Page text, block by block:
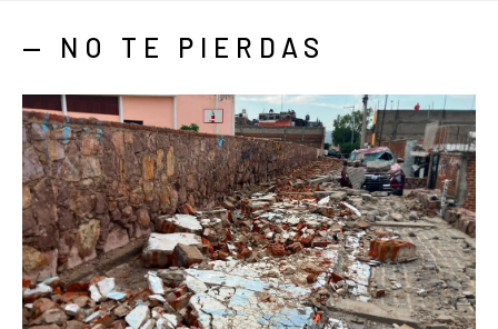
— NO TE PIERDAS